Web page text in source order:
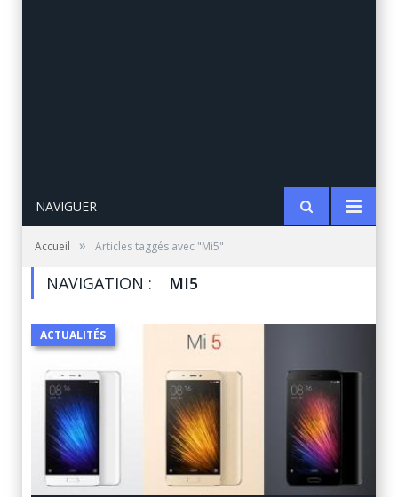
NAVIGUER
Accueil » Articles taggés avec "Mi5"
NAVIGATION : MI5
ACTUALITÉS